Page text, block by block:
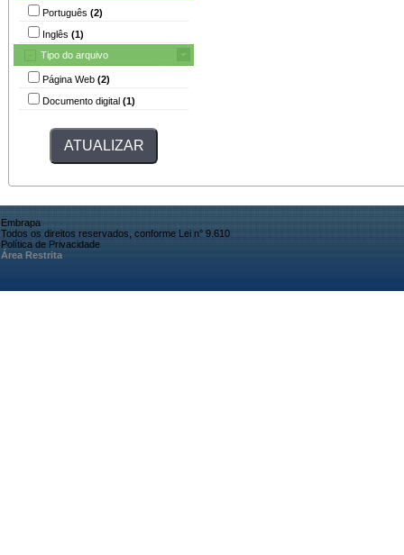
Português (2)
Inglês (1)
Tipo do arquivo
Página Web (2)
Documento digital (1)
Embrapa
Todos os direitos reservados, conforme Lei n° 9.610
Política de Privacidade
Área Restrita